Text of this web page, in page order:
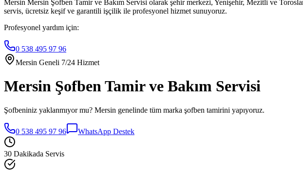
Mersin Mersin Şofben Tamir ve Bakım Servisi olarak şehir merkezi, Yenişehir, Mezitli ve
servis, ücretsiz keşif ve garantili işçilik ile profesyonel hizmet sunuyoruz.
Profesyonel yardım için:
0 538 495 97 96
Mersin Geneli 7/24 Hizmet
Mersin Şofben Tamir ve Bakım Servisi
Şofbeniniz yaklanmıyor mu? Mersin genelinde tüm marka şofben tamirini yapıyoruz.
0 538 495 97 96 WhatsApp Destek
30 Dakikada Servis